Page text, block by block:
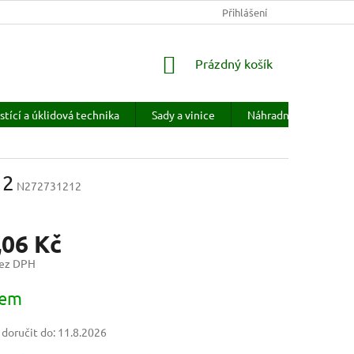
PRODÁVANÉ ZNAČKY
Přihlášení
NÁKUPNÍ
Prázdný košík
a úklidová technika Sady a vinice Náhradní díly
N272731212
Kč
DPH
do: 11.8.2026